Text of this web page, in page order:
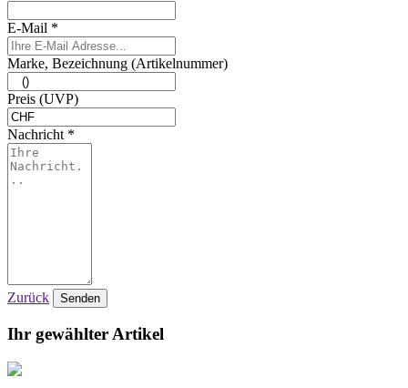
E-Mail *
Marke, Bezeichnung (Artikelnummer)
Preis (UVP)
Nachricht *
Zurück Senden
Ihr gewählter Artikel